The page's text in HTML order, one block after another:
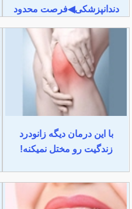
دندانپزشکی◀فرصت محدود
با این درمان دیگه زانودرد
زندگیت رو مختل نمیکنه!